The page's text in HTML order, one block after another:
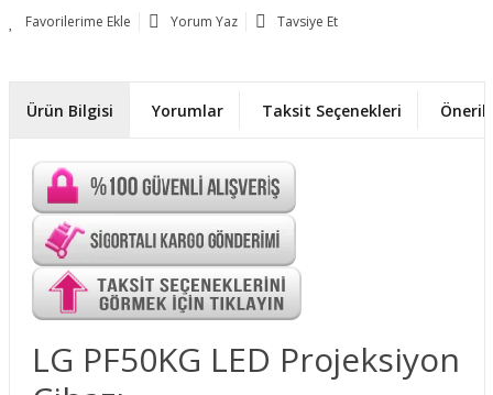
Yorum Yaz Tavsiye Et
Ürün Bilgisi Yorumlar Taksit Seçenekleri
LG PF50KG LED Projeksiyon